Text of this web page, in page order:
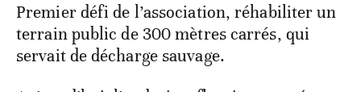
Premier défi de l’association, réhabiliter un
terrain public de 300 mètres carrés, qui
servait de décharge sauvage.